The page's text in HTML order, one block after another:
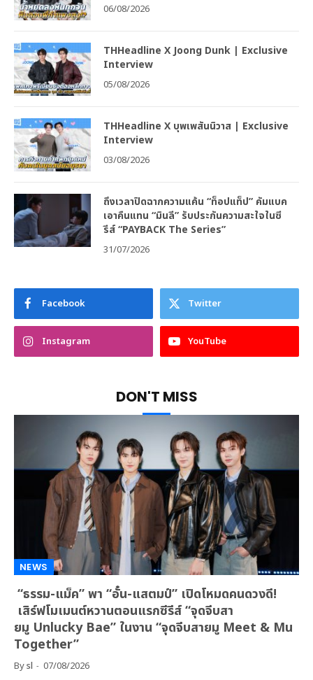
06/08/2026
THHeadline X Joong Dunk | Exclusive
Interview
05/08/2026
THHeadline X บุพเพสันนิวาส | Exclusive
Interview
03/08/2026
ถึงเวลาปิดฉากความแค้น “ท็อปแท็ป” คัมแบค
เอาคืนแทน “มินลี” รับประกันความสะใจในซี
รีส์ “PAYBACK The Series”
31/07/2026
Facebook Twitter
Instagram YouTube
DON'T MISS
NEWS
“ธรรม-แม็ค” พา “อั๋น-แสตมป์” เปิดโหมดคนดวงดี!
เสิร์ฟโมเมนต์หวานตอนแรกซีรีส์ “จุดจีบสา
ยมู Unlucky Bae” ในงาน “จุดจีบสายมู Meet & Mu
Together”
Bysl 07/08/2026